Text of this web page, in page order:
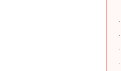
·
·
·
·